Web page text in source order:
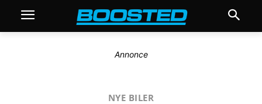
Annonce
NYE BILER